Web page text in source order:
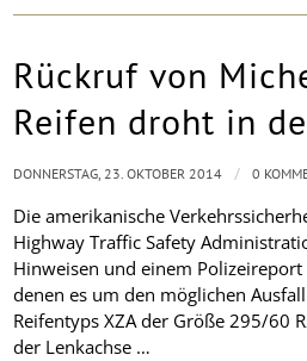
Rückruf von
Reifen droht in
Die amerikanische
Highway Traffic Safety
Hinweisen und einem
denen es um den möglichen
Reifentyps XZA der Größe 295/60
der Lenkachse …
DONNERSTAG, 23. OKTOBER 2014 / 0